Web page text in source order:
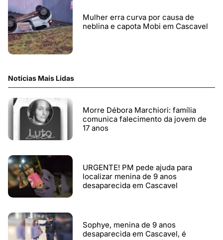
Mulher erra curva por causa de
neblina e capota Mobi em Cascavel
Notícias Mais Lidas
Morre Débora Marchiori: família
comunica falecimento da jovem de
17 anos
URGENTE! PM pede ajuda para
localizar menina de 9 anos
desaparecida em Cascavel
Sophye, menina de 9 anos
desaparecida em Cascavel, é